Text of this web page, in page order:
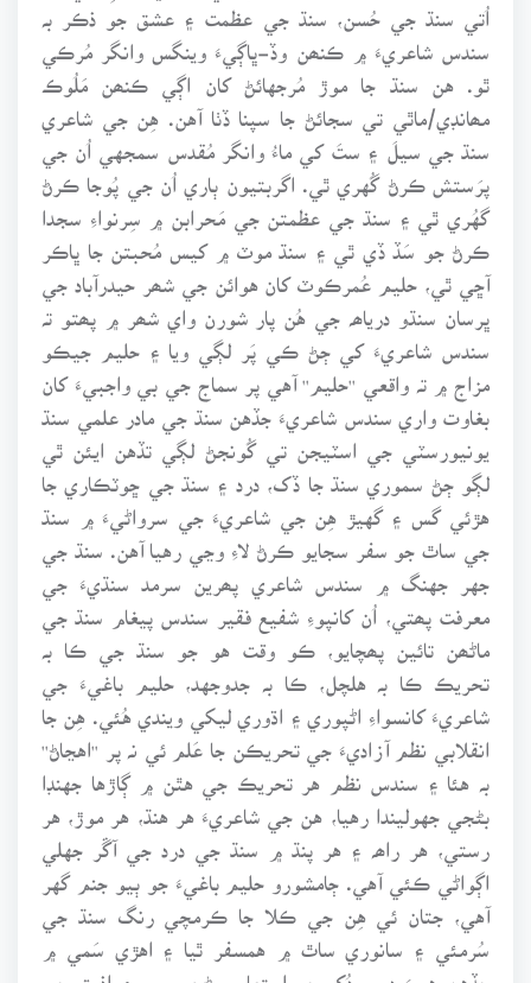
اُتي سنڌ جي حُسن، سنڌ جي عظمت ۽ عشق جو ذڪر بہ
سندس شاعريءَ ۾ ڪنھن وڏ-ڀاڳيءَ وينگس وانگر مُرڪي
ٿو. هن سنڌ جا موڙ مُرجهائڻ کان اڳي ڪنھن مَلُوڪ
مھانڊي/ماٿي تي سجائڻ جا سپنا ڏٺا آهن. هِن جي شاعري
سنڌ جي سيلَ ۽ ستَ کي ماءُ وانگر مُقدس سمجهي اُن جي
پرَستش ڪرڻ گُهري ٿي. اگربتيون ٻاري اُن جي پُوجا ڪرڻ
گهُري ٿي ۽ سنڌ جي عظمتن جي مَحرابن ۾ سِرنواءِ سجدا
ڪرڻ جو سَڏ ڏي ٿي ۽ سنڌ موٽ ۾ کيس مُحبتن جا ڀاڪر
آڇي ٿي، حليم عُمرڪوٽ کان هوائن جي شھر حيدرآباد جي
ڀرسان سنڌو درياھہ جي هُن پار شورن واي شھر ۾ پھتو تہ
سندس شاعريءَ کي ڄڻ ڪي پَر لڳي ويا ۽ حليم جيڪو
مزاج ۾ تہ واقعي ''حليم'' آهي پر سماج جي بي واجبيءَ کان
بغاوت واري سندس شاعريءَ جڏهن سنڌ جي مادر علمي سنڌ
يونيورسٽي جي اسٽيجن تي گُونجڻ لڳي تڏهن ايئن ٿي
لڳو ڄڻ سموري سنڌ جا ڏک، درد ۽ سنڌ جي ڇوٽڪاري جا
هڙئي گس ۽ گهيڙ هِن جي شاعريءَ جي سرواڻيءَ ۾ سنڌ
جي ساٿ جو سفر سجايو ڪرڻ لاءِ وڃي رهيا آهن. سنڌ جي
جهر جهنگ ۾ سندس شاعري پھرين سرمد سنڌيءَ جي
معرفت پھتي، اُن کانپوءِ شفيع فقير سندس پيغام سنڌ جي
ماڻھن تائين پھچايو، ڪو وقت هو جو سنڌ جي ڪا بہ
تحريڪ ڪا بہ هلچل، ڪا بہ جدوجهد، حليم باغيءَ جي
شاعريءَ کانسواءِ اڻپوري ۽ اڌوري ليکي ويندي هُئي. هِن جا
انقلابي نظم آزاديءَ جي تحريڪن جا عَلم ئي نہ پر ''اهڃاڻ''
بہ هئا ۽ سندس نظم هر تحريڪ جي هٿن ۾ ڳاڙها جهنڊا
بڻجي جهوليندا رهيا، هن جي شاعريءَ هر هنڌ، هر موڙ، هر
رستي، هر راھہ ۽ هر پنڌ ۾ سنڌ جي درد جي آڱر جهلي
اڳواڻي ڪئي آهي. ڄامشورو حليم باغيءَ جو ٻيو جنم گهر
آهي، جتان ئي هِن جي ڪلا جا ڪرمچي رنگ سنڌ جي
سُرمئي ۽ سانوري ساٿ ۾ همسفر ٿيا ۽ اهڙي سَمي ۾
جڏهن هِيءَ ديس دُک جو استعارو بڻجي پيو ۽ اذيت جي